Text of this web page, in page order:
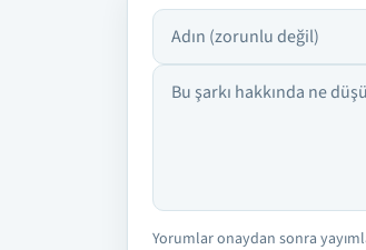
Adın
Yorumun
Yorumlar onaydan sonra